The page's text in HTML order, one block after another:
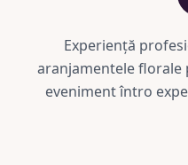
Experiență
aranjamentele
eveniment întro